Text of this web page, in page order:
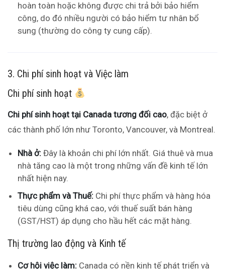
hoàn toàn hoặc không được chi trả bởi bảo hiểm
công, do đó nhiều người có bảo hiểm tư nhân bổ
sung (thường do công ty cung cấp).
3. Chi phí sinh hoạt và Việc làm
Chi phí sinh hoạt
Chi phí sinh hoạt tại Canada tương đối cao, đặc biệt ở
các thành phố lớn như Toronto, Vancouver, và Montreal.
Nhà ở: Đây là khoản chi phí lớn nhất. Giá thuê và mua
nhà tăng cao là một trong những vấn đề kinh tế lớn
nhất hiện nay.
Thực phẩm và Thuế: Chi phí thực phẩm và hàng hóa
tiêu dùng cũng khá cao, với thuế suất bán hàng
(GST/HST) áp dụng cho hầu hết các mặt hàng.
Thị trường lao động và Kinh tế
Cơ hội việc làm: Canada có nền kinh tế phát triển và